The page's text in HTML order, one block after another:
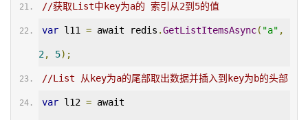
//获取List中key为a的 索引从2到5的值
var l11 = await redis .GetListItemsAsync( "a" ,
2, 5);
//List 从key为a的尾部取出数据并插入到key为b的头部
var l12 = await